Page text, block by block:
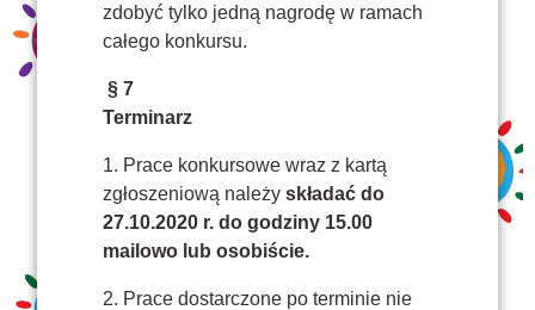
zdobyć tylko jedną nagrodę w ramach
całego konkursu.
§ 7
Terminarz
1. Prace konkursowe wraz z kartą
zgłoszeniową należyskładać do
27.10.2020 r. do godziny 15.00
mailowo lub osobiście.
2. Prace dostarczone po terminie nie